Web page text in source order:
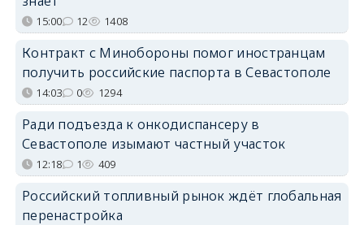
15:00 12 1408
Контракт с Минобороны помог иностранцам
получить российские паспорта в Севастополе
14:03 0 1294
Ради подъезда к онкодиспансеру в
Севастополе изымают частный участок
12:18 1 409
Российский топливный рынок ждёт глобальная
перенастройка